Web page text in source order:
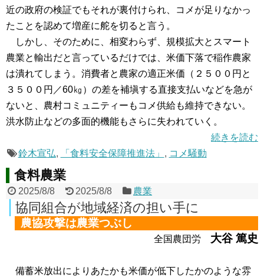
近の政府の検証でもそれが裏付けられ、コメが足りなかっ
たことを認めて増産に舵を切ると言う。
しかし、そのために、相変わらず、規模拡大とスマート
農業と輸出だと言っているだけでは、米価下落で稲作農家
は潰れてしまう。消費者と農家の適正米価（２５００円と
３５００円／60㎏）の差を補塡する直接支払いなどを急が
ないと、農村コミュニティーもコメ供給も維持できない。
洪水防止などの多面的機能もさらに失われていく。
続きを読む
鈴木宣弘, 「食料安全保障推進法」 , コメ騒動
食料農業
2025/8/8 2025/8/8 農業
協同組合が地域経済の担い手に
農協攻撃は農業つぶし
全国農団労 大谷 篤史
備蓄米放出によりあたかも米価が低下したかのような雰